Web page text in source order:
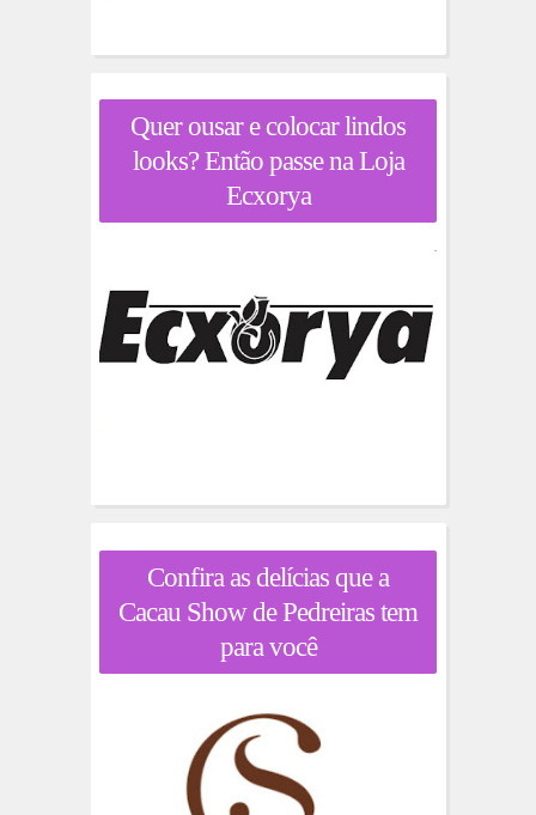
Quer ousar e colocar lindos
looks? Então passe na Loja
Ecxorya
Confira as delícias que a
Cacau Show de Pedreiras tem
para você